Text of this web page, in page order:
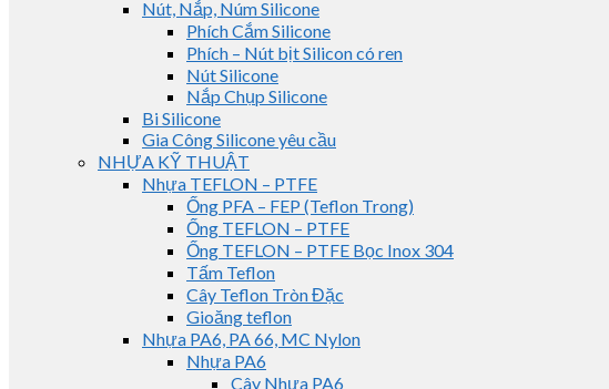
Nút, Nắp, Núm Silicone
Phích Cắm Silicone
Phích – Nút bịt Silicon có ren
Nút Silicone
Nắp Chụp Silicone
Bi Silicone
Gia Công Silicone yêu cầu
NHỰA KỸ THUẬT
Nhựa TEFLON – PTFE
Ống PFA – FEP (Teflon Trong)
Ống TEFLON – PTFE
Ống TEFLON – PTFE Bọc Inox 304
Tấm Teflon
Cây Teflon Tròn Đặc
Gioăng teflon
Nhựa PA6, PA 66, MC Nylon
Nhựa PA6
Cây Nhựa PA6